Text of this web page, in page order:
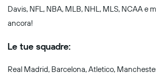
Davis, NFL, NBA, MLB, NHL, MLS, NCAA e
ancora!
Le tue squadre:
Real Madrid, Barcelona, Atletico,